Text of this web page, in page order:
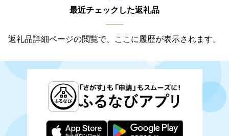
最近チェックした返礼品
返礼品詳細ページの閲覧で、ここに履歴が表示されます。